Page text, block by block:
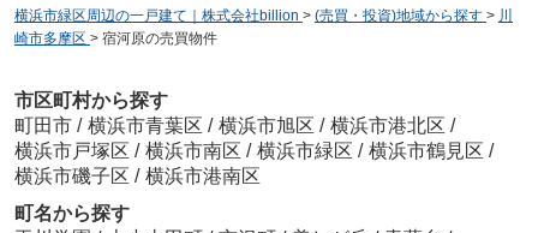
横浜市緑区周辺の一戸建て｜株式会社billion > (売買・投資)地域から探す > 川
崎市多摩区 > 宿河原の売買物件
市区町村から探す
町田市 / 横浜市青葉区 / 横浜市旭区 / 横浜市港北区 /
横浜市戸塚区 / 横浜市南区 / 横浜市緑区 / 横浜市鶴見区 /
横浜市磯子区 / 横浜市港南区
町名から探す